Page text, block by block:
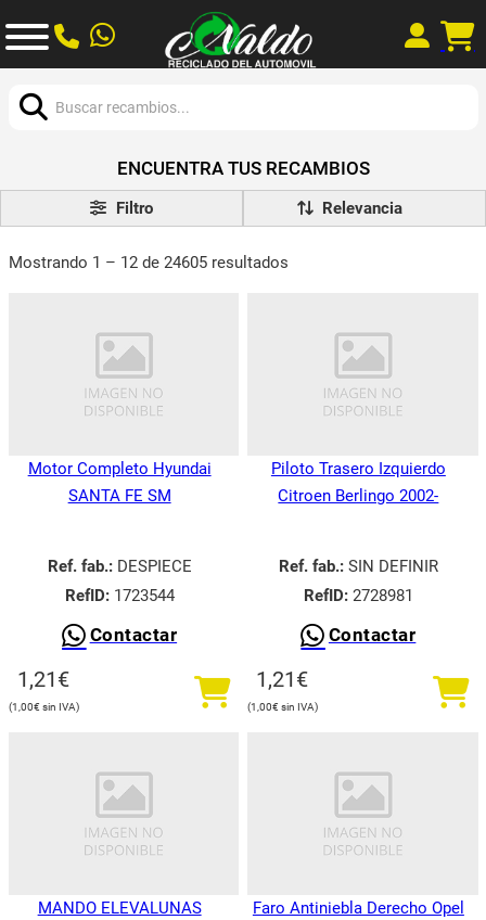
ENCUENTRA TUS RECAMBIOS
Filtro
Mostrando 1 – 12 de 24605 resultados
Motor Completo Hyundai
SANTA FE SM
Ref. fab.:DESPIECE
RefID:1723544
Contactar
1,21€
1,00€
Piloto Trasero Izquierdo
Citroen Berlingo 2002-
Ref. fab.:SIN DEFINIR
RefID:2728981
Contactar
1,21€
1,00€
MANDO ELEVALUNAS
Faro Antiniebla Derecho Opel